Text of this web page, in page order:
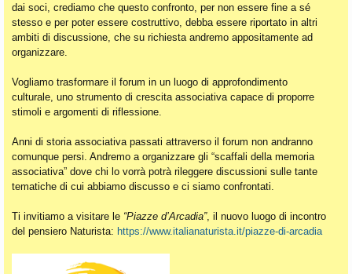
dai soci, crediamo che questo confronto, per non essere fine a sé
stesso e per poter essere costruttivo, debba essere riportato in altri
ambiti di discussione, che su richiesta andremo appositamente ad
organizzare.
Vogliamo trasformare il forum in un luogo di approfondimento
culturale, uno strumento di crescita associativa capace di proporre
stimoli e argomenti di riflessione.
Anni di storia associativa passati attraverso il forum non andranno
comunque persi. Andremo a organizzare gli “scaffali della memoria
associativa” dove chi lo vorrà potrà rileggere discussioni sulle tante
tematiche di cui abbiamo discusso e ci siamo confrontati.
Ti invitiamo a visitare le “Piazze d’Arcadia”, il nuovo luogo di incontro
del pensiero Naturista: https://www.italianaturista.it/piazze-di-arcadia